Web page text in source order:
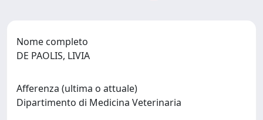
Nome completo
DE PAOLIS, LIVIA
Afferenza (ultima o attuale)
Dipartimento di Medicina Veterinaria